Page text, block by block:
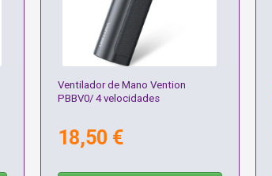
Ventilador de Mano Vention
PBBV0/ 4 velocidades
18,50 €